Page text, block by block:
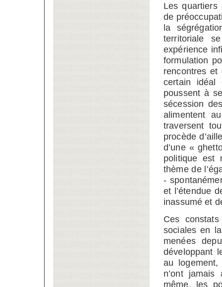
Les quartiers
de
la
territoriale
expérience
formulation
rencontres
certain idéal
poussent à
sécession
alimentent
traversent
procède
d’une «
politique est
thème de
-
et l’étendue
inassumé et
Ces
sociales en
menées
développant
au
n’ont
même, les